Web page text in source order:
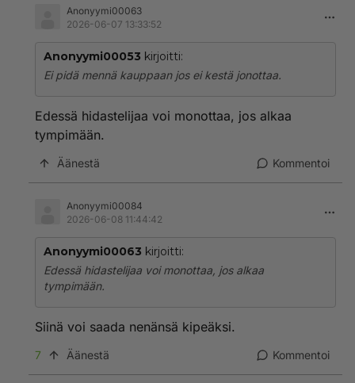
Anonyymi00063
2026-06-07 13:33:52
Anonyymi00053 kirjoitti:
Ei pidä mennä kauppaan jos ei kestä jonottaa.
Edessä hidastelijaa voi monottaa, jos alkaa
tympimään.
Äänestä Kommentoi
Anonyymi00084
2026-06-08 11:44:42
Anonyymi00063 kirjoitti:
Edessä hidastelijaa voi monottaa, jos alkaa
tympimään.
Siinä voi saada nenänsä kipeäksi.
7 Äänestä Kommentoi